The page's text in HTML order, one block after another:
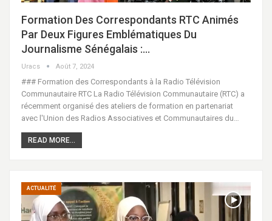
Formation Des Correspondants RTC Animés
Par Deux Figures Emblématiques Du
Journalisme Sénégalais :…
Uracs Août 7, 2024
### Formation des Correspondants à la Radio Télévision
Communautaire RTC La Radio Télévision Communautaire (RTC) a
récemment organisé des ateliers de formation en partenariat
avec l'Union des Radios Associatives et Communautaires du…
READ MORE...
ACTUALITÉ